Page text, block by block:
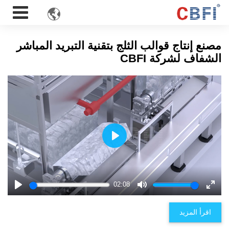

مصنع إنتاج قوالب الثلج بتقنية التبريد المباشر
الشفاف لشركة CBFI
Play
02:08
Mute
Enter
Play
اقرأ المزيد